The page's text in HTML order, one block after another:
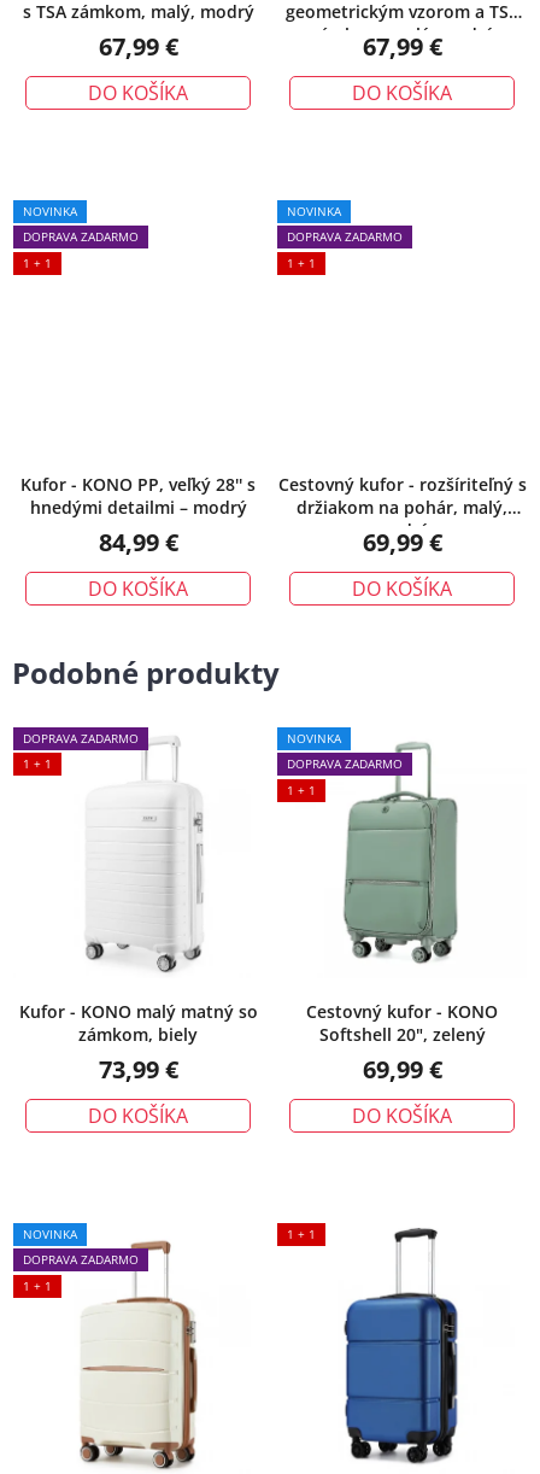
s TSA zámkom, malý, modrý
67,99 €
DO KOŠÍKA
geometrickým vzorom a TSA
zámkom, malý, modrý
67,99 €
DO KOŠÍKA
NOVINKA
DOPRAVA ZADARMO
1 + 1
Kufor - KONO PP, veľký 28'' s
hnedými detailmi – modrý
84,99 €
DO KOŠÍKA
NOVINKA
DOPRAVA ZADARMO
1 + 1
Cestovný kufor - rozšíriteľný s
držiakom na pohár, malý,
modrý
69,99 €
DO KOŠÍKA
Podobné produkty
DOPRAVA ZADARMO
1 + 1
Kufor - KONO malý matný so
zámkom, biely
73,99 €
DO KOŠÍKA
NOVINKA
DOPRAVA ZADARMO
1 + 1
Cestovný kufor - KONO
Softshell 20", zelený
69,99 €
DO KOŠÍKA
NOVINKA
DOPRAVA ZADARMO
1 + 1
1 + 1